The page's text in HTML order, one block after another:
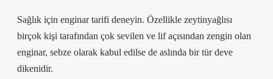
Sağlık için enginar tarifi deneyin. Özellikle zeytinyağlısı
birçok kişi tarafından çok sevilen ve lif açısından zengin olan
enginar, sebze olarak kabul edilse de aslında bir tür deve
dikenidir.